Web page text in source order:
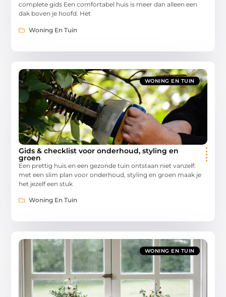
complete gids Een comfortabel huis is meer dan alleen een
dak boven je hoofd. Het
Woning En Tuin
WONING EN TUIN
Gids & checklist voor onderhoud, styling en
groen
Een prettig huis en een gezonde tuin ontstaan niet vanzelf:
met een slim plan voor onderhoud, styling en groen maak je
het jezelf een stuk
Woning En Tuin
WONING EN TUIN